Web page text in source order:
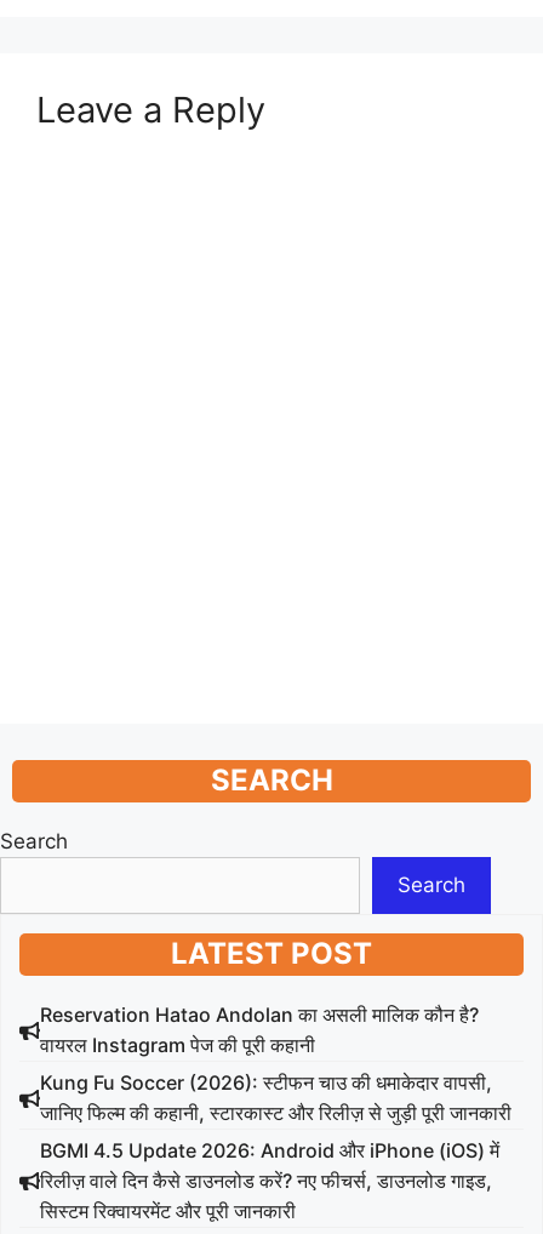
Leave a Reply
SEARCH
Search
Search
LATEST POST
Reservation Hatao Andolan का असली मालिक कौन है?
वायरल Instagram पेज की पूरी कहानी
Kung Fu Soccer (2026): स्टीफन चाउ की धमाकेदार वापसी,
जानिए फिल्म की कहानी, स्टारकास्ट और रिलीज़ से जुड़ी पूरी जानकारी
BGMI 4.5 Update 2026: Android और iPhone (iOS) में
रिलीज़ वाले दिन कैसे डाउनलोड करें? नए फीचर्स, डाउनलोड गाइड,
सिस्टम रिक्वायरमेंट और पूरी जानकारी